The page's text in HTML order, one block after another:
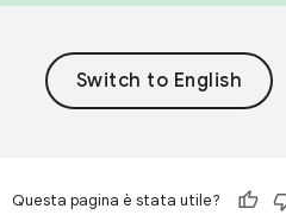
Questa pagina è stata utile?